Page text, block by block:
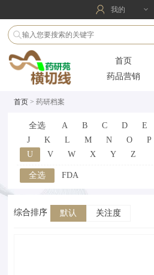
我的
首页
药品营销
首页 > 药研档案
全选 A B C D E
J
K L M N O P
U
V W X Y Z
全选 FDA
综合排序 默认 关注度